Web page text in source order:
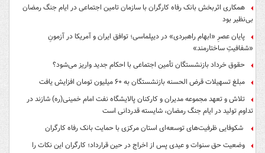
همکاری اثربخش بانک رفاه کارگران با سازمان تامین اجتماعی در ایام جنگ رمضان
بی‌نظیر بود
پایان عصرِ «ابهام راهبردی» در دیپلماسی؛ توافق ایران و آمریکا در آزمونِ
«شفافیتِ ساختارمند»
حقوق خرداد بازنشستگان تأمین اجتماعی با احکام جدید واریز می‌شود؟
مبلغ تسهیلات قرض الحسنه بازنشستگان به ۶۰ میلیون تومان افزایش یافت
تلاش و تعهد مجموعه مدیران و کارکنان پالایشگاه نفت امام خمینی(ره) شازند در
تداوم تولید در ایام جنگ رمضان، شایسته قدردانی است
شکوفایی ظرفیت‌های توسعه‌ای استان مرکزی با حمایت بانک رفاه کارگران
وضعیت حق سنوات و عیدی پس از اخراج در حین قرارداد؛ کارگران این نکات را